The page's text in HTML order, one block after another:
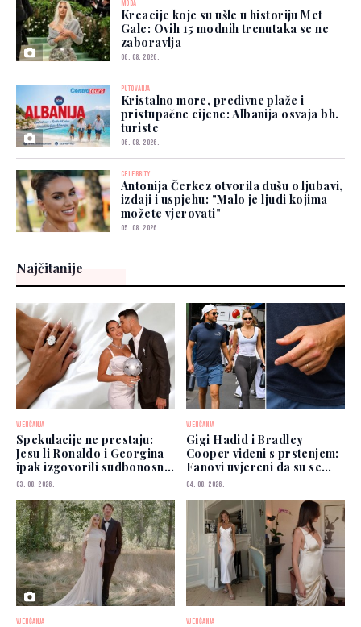
MODA
Kreacije koje su ušle u historiju Met
Gale: Ovih 15 modnih trenutaka se ne
zaboravlja
06. 08. 2026.
PUTOVANJA
Kristalno more, predivne plaže i
pristupačne cijene: Albanija osvaja bh.
turiste
06. 08. 2026.
CELEBRITY
Antonija Čerkez otvorila dušu o ljubavi,
izdaji i uspjehu: "Malo je ljudi kojima
možete vjerovati"
05. 08. 2026.
Najčitanije
VJENČANJA
Spekulacije ne prestaju:
Jesu li Ronaldo i Georgina
ipak izgovorili sudbonosno
"da"?
03. 08. 2026.
VJENČANJA
Gigi Hadid i Bradley
Cooper viđeni s prstenjem:
Fanovi uvjereni da su se
vjenčali
04. 08. 2026.
VJENČANJA VJENČANJA